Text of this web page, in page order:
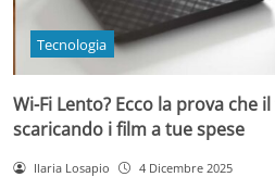
Tecnologia
Wi-Fi Lento? Ecco la prova che
scaricando i film a tue spese
Ilaria Losapio 4 Dicembre 2025